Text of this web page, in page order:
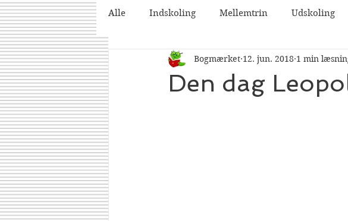
Alle Indskoling Mellemtrin Udskoling
2026
Den dag
Bogmærket 12. jun. 2018 1 min